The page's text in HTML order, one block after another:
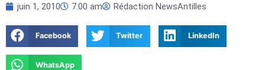
juin 1, 2010 7:00 am Rédaction NewsAntilles
Facebook Twitter LinkedIn
WhatsApp